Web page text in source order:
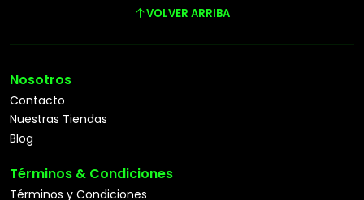
VOLVER ARRIBA
Nosotros
Contacto
Nuestras Tiendas
Blog
Términos & Condiciones
Términos y Condiciones